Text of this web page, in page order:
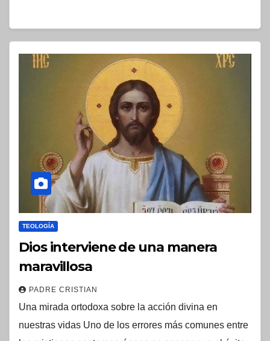
TEOLOGÍA
Dios interviene de una manera
maravillosa
PADRE CRISTIAN
Una mirada ortodoxa sobre la acción divina en
nuestras vidas Uno de los errores más comunes entre